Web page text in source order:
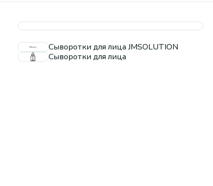
Сыворотки для лица JMSOLUTION
Сыворотки для лица